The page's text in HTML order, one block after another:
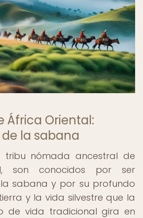
África Oriental:
la sabana
tribu nómada ancestral de
son conocidos por ser
sabana y por su profundo
y la vida silvestre que la
de vida tradicional gira en